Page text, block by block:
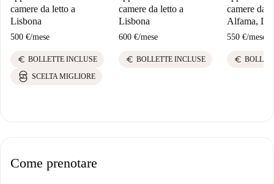
camere da letto a
Lisbona
500 €/mese
euro BOLLETTE INCLUSE
SCELTA MIGLIORE
camere da letto a
Lisbona
600 €/mese
euro BOLLETTE INCLUSE
camere da
Alfama,
550 €/mese
euro
Come prenotare